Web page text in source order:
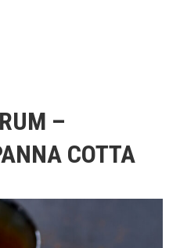
–
COTTA